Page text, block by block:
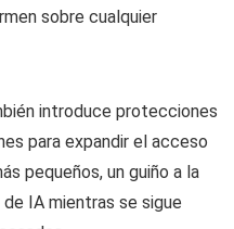
sobre cualquier
introduce protecciones
para expandir el acceso
pequeños, un guiño a la
IA mientras se sigue